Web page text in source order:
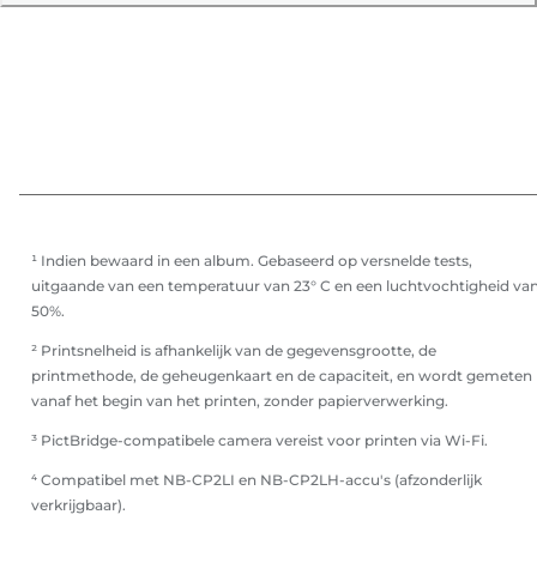
¹ Indien bewaard in een album. Gebaseerd op versnelde tests,
uitgaande van een temperatuur van 23° C en een luchtvochtigheid
50%.
² Printsnelheid is afhankelijk van de gegevensgrootte, de
printmethode, de geheugenkaart en de capaciteit, en wordt gemeten
vanaf het begin van het printen, zonder papierverwerking.
³ PictBridge-compatibele camera vereist voor printen via Wi-Fi.
⁴ Compatibel met NB-CP2LI en NB-CP2LH-accu's (afzonderlijk
verkrijgbaar).